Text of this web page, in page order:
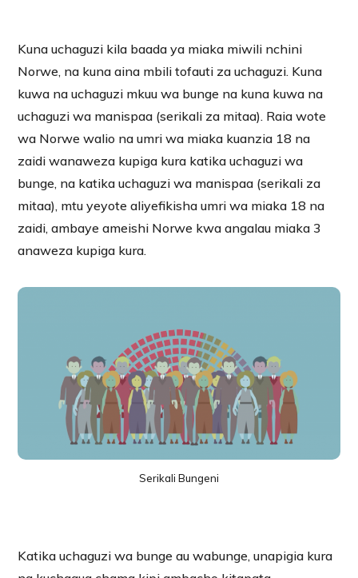
Kuna uchaguzi kila baada ya miaka miwili nchini
Norwe, na kuna aina mbili tofauti za uchaguzi. Kuna
kuwa na uchaguzi mkuu wa bunge na kuna kuwa na
uchaguzi wa manispaa (serikali za mitaa). Raia wote
wa Norwe walio na umri wa miaka kuanzia 18 na
zaidi wanaweza kupiga kura katika uchaguzi wa
bunge, na katika uchaguzi wa manispaa (serikali za
mitaa), mtu yeyote aliyefikisha umri wa miaka 18 na
zaidi, ambaye ameishi Norwe kwa angalau miaka 3
anaweza kupiga kura.
Serikali Bungeni
Katika uchaguzi wa bunge au wabunge, unapigia kura